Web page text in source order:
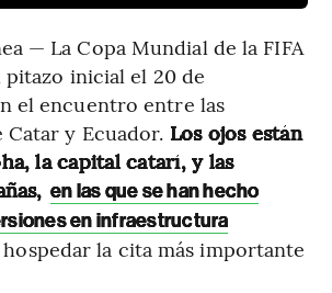
— La Copa Mundial de la FIFA
inicial el 20 de
el encuentro entre las
Catar y Ecuador. Los ojos están
la capital catarí, y las
en las que se han hecho
en infraestructura
la cita más importante